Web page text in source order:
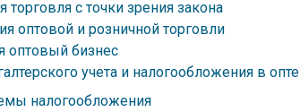
торговля с точки зрения закона
оптовой и розничной торговли
оптовый бизнес
учета и налогообложения в опте
налогообложения